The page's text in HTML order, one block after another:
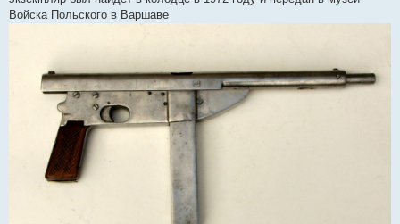
Войска Польского в Варшаве